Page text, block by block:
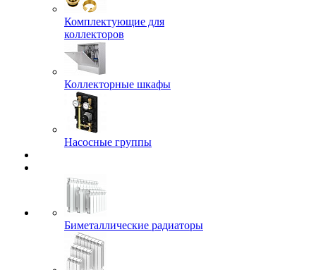
Комплектующие для
коллекторов
Коллекторные шкафы
Насосные группы
Биметаллические радиаторы